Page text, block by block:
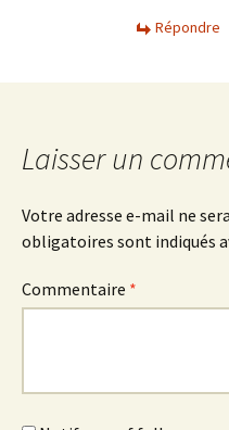
Répondre
Laisser un
Votre adresse e-mail ne
obligatoires sont indiqués
Commentaire *